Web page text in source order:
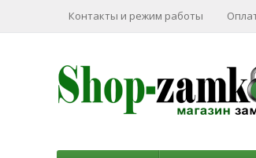
Контакты и режим работы